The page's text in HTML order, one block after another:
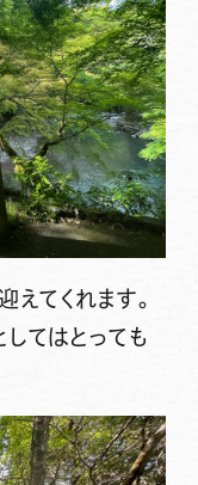
えてくれます。
してはとっても